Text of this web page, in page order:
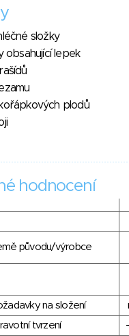
složky
obsahující lepek
plodů
hodnocení
původu/výrobce
na složení
tvrzení